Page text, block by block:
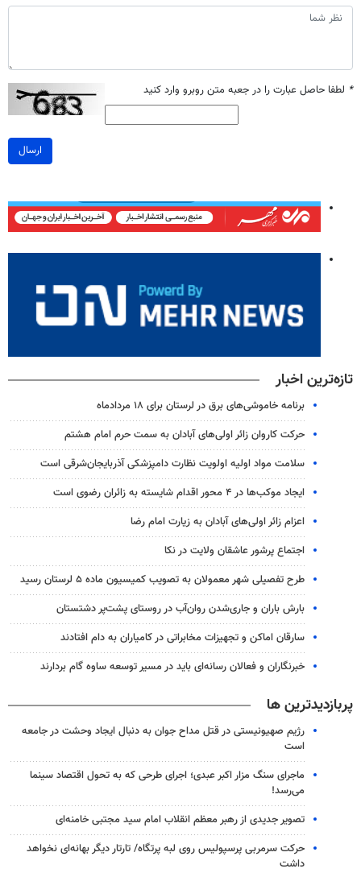
* لطفا حاصل عبارت را در جعبه متن روبرو وارد کنید
ارسال
تازه‌ترین اخبار
برنامه خاموشی‌های برق در لرستان برای ۱۸ مردادماه
حرکت کاروان زائر اولی‌های آبادان به سمت حرم امام هشتم
سلامت مواد اولیه اولویت نظارت دامپزشکی آذربایجان‌شرقی است
ایجاد موکب‌ها در ۴ محور اقدام شایسته به زائران رضوی است
اعزام زائر اولی‌های آبادان به زیارت امام رضا
اجتماع پرشور عاشقان ولایت در نکا
طرح تفصیلی شهر معمولان به تصویب کمیسیون ماده ۵ لرستان رسید
بارش باران و جاری‌شدن روان‌آب در روستای پشت‌پر دشتستان
سارقان اماکن و تجهیزات مخابراتی در کامیاران به دام افتادند
خبرنگاران و فعالان رسانه‌ای باید در مسیر توسعه ساوه گام بردارند
پربازدیدترین ها
رژیم صهیونیستی در قتل مداح جوان به دنبال ایجاد وحشت در جامعه
است
ماجرای سنگ مزار اکبر عبدی؛ اجرای طرحی که به تحول اقتصاد سینما
می‌رسد!
تصویر جدیدی از رهبر معظم انقلاب امام سید مجتبی خامنه‌ای
حرکت سرمربی پرسپولیس روی لبه پرتگاه/ تارتار دیگر بهانه‌ای نخواهد
داشت